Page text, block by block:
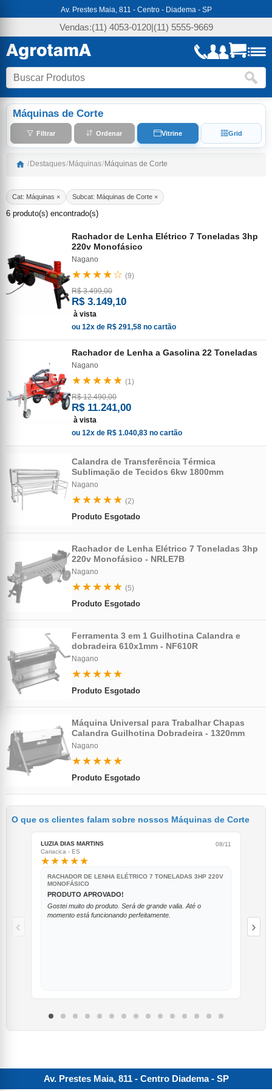
Av. Prestes Maia, 811 - Centro - Diadema - SP
Vendas:(11) 4053-0120|(11) 5555-9669
Máquinas de Corte
Filtrar Ordenar Vitrine Grid
/ Destaques/ Máquinas/ Máquinas de Corte
Cat: Máquinas × Subcat: Máquinas de Corte ×
6 produto(s) encontrado(s)
Rachador de Lenha Elétrico 7 Toneladas 3hp
220v Monofásico
Nagano
★★★★☆ (9)
R$ 3.499,00
R$ 3.149,10
à vista
ou 12x de R$ 291,58 no cartão
Rachador de Lenha a Gasolina 22 Toneladas
Nagano
★★★★★ (1)
R$ 12.490,00
R$ 11.241,00
à vista
ou 12x de R$ 1.040,83 no cartão
Calandra de Transferência Térmica
Sublimação de Tecidos 6kw 1800mm
Nagano
★★★★★ (2)
Produto Esgotado
Rachador de Lenha Elétrico 7 Toneladas 3hp
220v Monofásico - NRLE7B
Nagano
★★★★★ (5)
Produto Esgotado
Ferramenta 3 em 1 Guilhotina Calandra e
dobradeira 610x1mm - NF610R
Nagano
★★★★★
Produto Esgotado
Máquina Universal para Trabalhar Chapas
Calandra Guilhotina Dobradeira - 1320mm
Nagano
★★★★★
Produto Esgotado
O que os clientes falam sobre nossos Máquinas de Corte
‹
LUZIA DIAS MARTINS
Cariacica - ES
08/11
★★★★★
RACHADOR DE LENHA ELÉTRICO 7 TONELADAS 3HP 220V
MONOFÁSICO
PRODUTO APROVADO!
Gostei muito do produto. Será de grande valia. Até o
momento está funcionando perfeitamente.
›
Av. Prestes Maia, 811 - Centro Diadema- SP